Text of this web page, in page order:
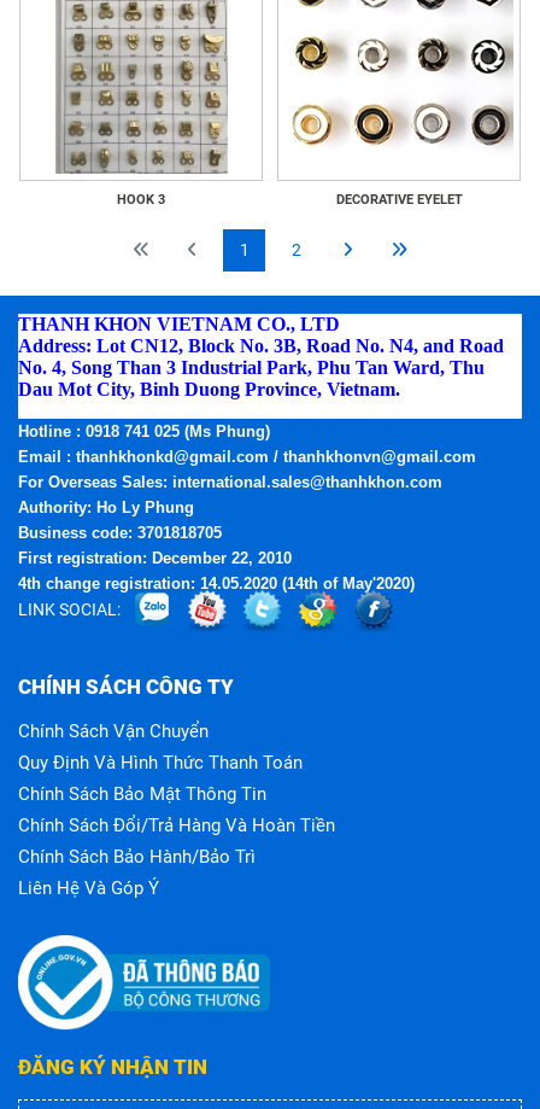
HOOK 3 DECORATIVE EYELET
1 2
THANH KHON VIETNAM CO., LTD
Address: Lot CN12, Block No. 3B, Road No. N4, and Road
No. 4, Song Than 3 Industrial Park, Phu Tan Ward, Thu
Dau Mot City, Binh Duong Province, Vietnam.
Hotline : 0918 741 025 (Ms Phung)
Email : thanhkhonkd@gmail.com / thanhkhonvn@gmail.com
For Overseas Sales: international.sales@thanhkhon.com
Authority: Ho Ly Phung
Business code: 3701818705
First registration: December 22, 2010
4th change registration: 14.05.2020 (14th of May'2020)
LINK SOCIAL:
CHÍNH SÁCH CÔNG TY
Chính Sách Vận Chuyển
Quy Định Và Hình Thức Thanh Toán
Chính Sách Bảo Mật Thông Tin
Chính Sách Đổi/trả Hàng Và Hoàn Tiền
Chính Sách Bảo Hành/bảo Trì
Liên Hệ Và Góp Ý
ĐĂNG KÝ NHẬN TIN